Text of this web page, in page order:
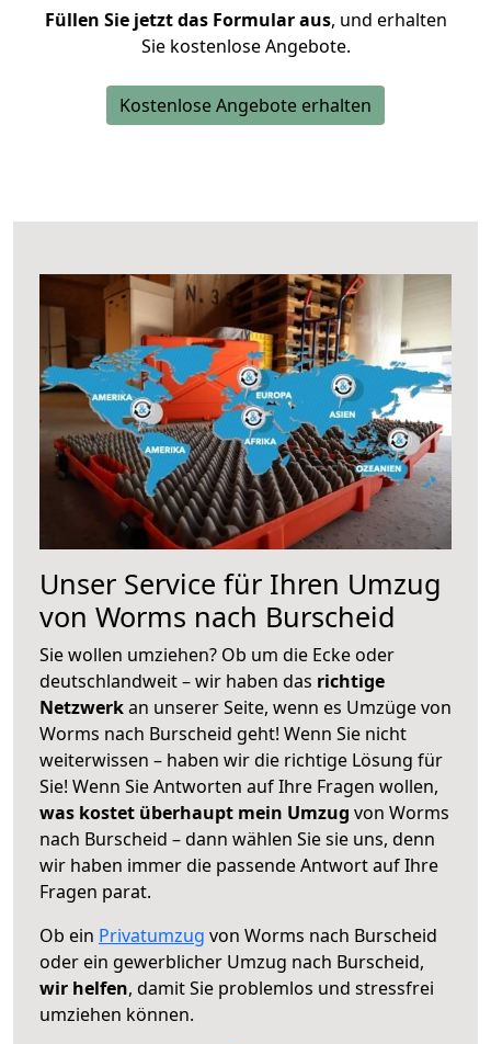
Füllen Sie jetzt das Formular aus, und erhalten
Sie kostenlose Angebote.
Kostenlose Angebote erhalten
Unser Service für Ihren Umzug
von Worms nach Burscheid
Sie wollen umziehen? Ob um die Ecke oder
deutschlandweit – wir haben das richtige
Netzwerkan unserer Seite, wenn es Umzüge von
Worms nach Burscheid geht! Wenn Sie nicht
weiterwissen – haben wir die richtige Lösung für
Sie! Wenn Sie Antworten auf Ihre Fragen wollen,
was kostet überhaupt mein Umzug von Worms
nach Burscheid – dann wählen Sie sie uns, denn
wir haben immer die passende Antwort auf Ihre
Fragen parat.
Ob ein Privatumzug von Worms nach Burscheid
oder ein gewerblicher Umzug nach Burscheid,
wir helfen, damit Sie problemlos und stressfrei
umziehen können.